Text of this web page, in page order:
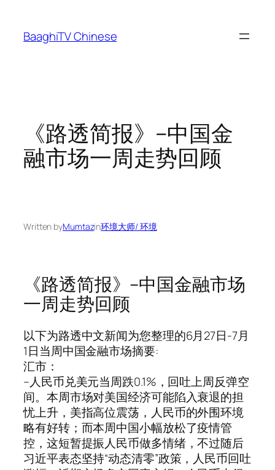
content
BaaghiTV Chinese
《路透简报》–中国金
融市场一周走势回顾
Written byMumtazin环境大师/ 环境
《路透简报》–中国金融市场
一周走势回顾
以下为路透中文新闻为您整理的6月27日-7月
1日当周中国金融市场摘要:
汇市：
–人民币兑美元当周跌0.1%，回吐上周反弹空
间。本周市场对美国经济可能陷入衰退的担
忧上升，美指高位震荡，人民币的外围环境
略有好转；而本周中国小幅放松了疫情管
控，这短暂提振人民币做多情绪，不过随后
习近平表态坚持“动态清零”政策，人民币回吐